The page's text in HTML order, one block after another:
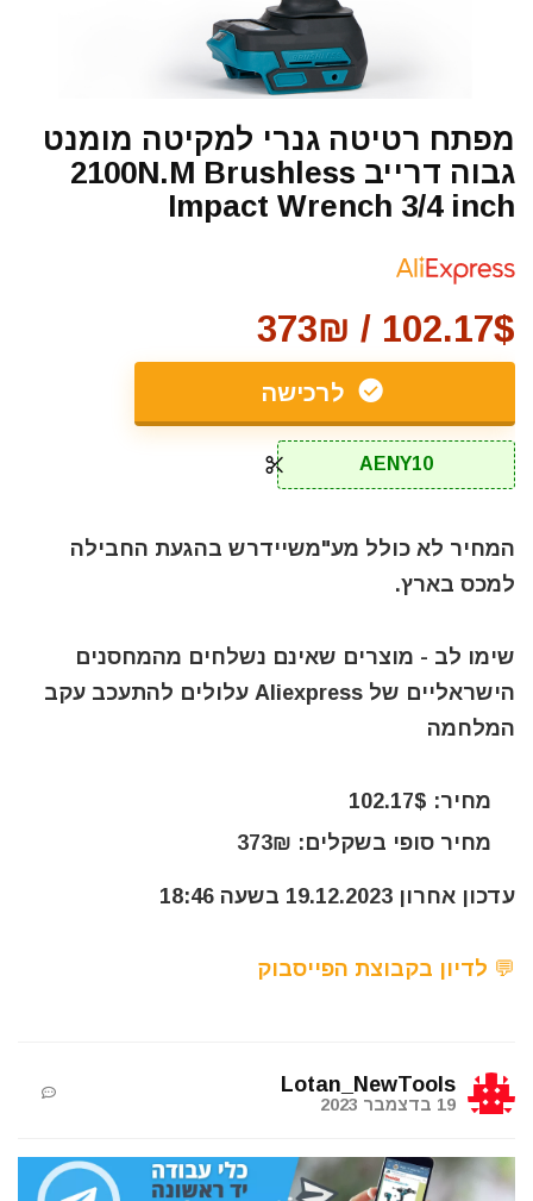
מפתח רטיטה גנרי למקיטה מומנט
גבוה דרייב 2100N.M Brushless
Impact Wrench 3/4 inch
102.17$ / 373₪
לרכישה
AENY10
המחיר לא כולל מע"משיידרש בהגעת החבילה
למכס בארץ.
שימו לב - מוצרים שאינם נשלחים מהמחסנים
הישראליים של Aliexpress עלולים להתעכב עקב
המלחמה
מחיר: 102.17$
מחיר סופי בשקלים: 373₪
עדכון אחרון 19.12.2023 בשעה 18:46
💬 לדיון בקבוצת הפייסבוק
Lotan_NewTools
19 בדצמבר 2023